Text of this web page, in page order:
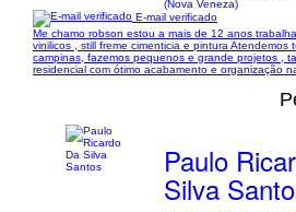
(Nova Veneza)
E-mail verificado
Me chamo robson estou a mais de 12 anos
vinilicos , still freme cimenticia e pintura Atendemos
campinas, fazemos pequenos e grande projetos ,
residencial com ótimo acabamento e organização
Paulo
Silva